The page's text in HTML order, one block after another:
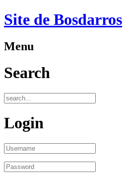
Site de Bosdarros
Menu
Search
Login